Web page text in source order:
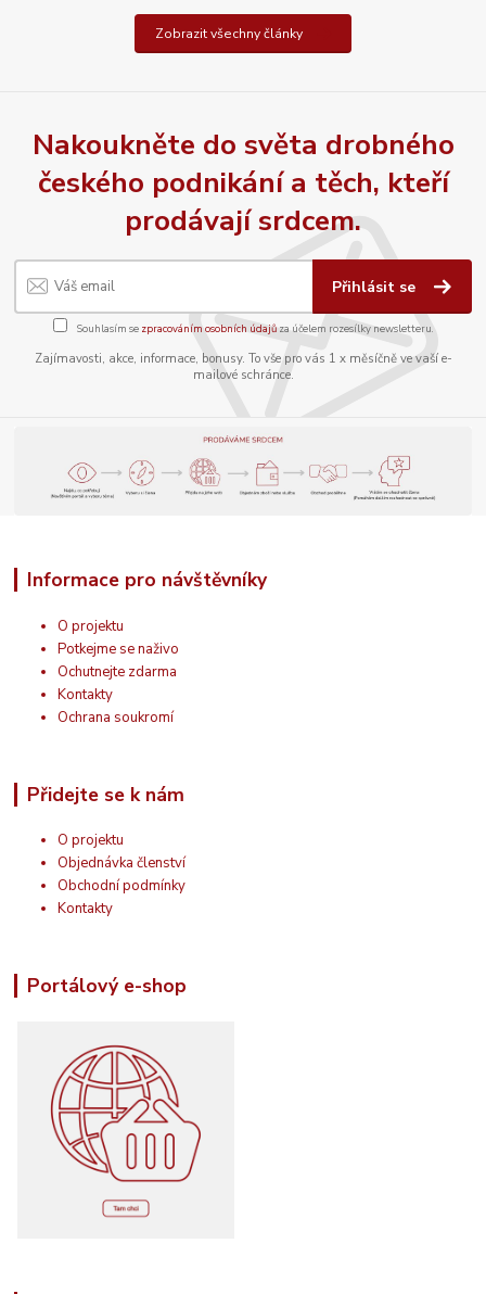
Zobrazit všechny články
Nakoukněte do světa drobného
českého podnikání a těch, kteří
prodávají srdcem.
Přihlásit se
Souhlasím se zpracováním osobních údajůza účelem rozesílky newsletteru.
Zajímavosti, akce, informace, bonusy. To vše pro vás 1 x měsíčně ve vaší e-
mailové schránce.
Informace pro návštěvníky
O projektu
Potkejme se naživo
Ochutnejte zdarma
Kontakty
Ochrana soukromí
Přidejte se k nám
O projektu
Objednávka členství
Obchodní podmínky
Kontakty
Portálový e-shop